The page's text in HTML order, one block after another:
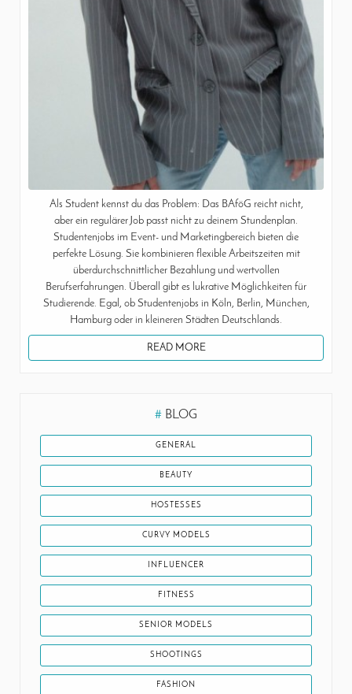
Als Student kennst du das Problem: Das BAföG reicht nicht,
aber ein regulärer Job passt nicht zu deinem Stundenplan.
Studentenjobs im Event- und Marketingbereich bieten die
perfekte Lösung. Sie kombinieren flexible Arbeitszeiten mit
überdurchschnittlicher Bezahlung und wertvollen
Berufserfahrungen. Überall gibt es lukrative Möglichkeiten für
Studierende. Egal, ob Studentenjobs in Köln, Berlin, München,
Hamburg oder in kleineren Städten Deutschlands.
READ MORE
# BLOG
GENERAL
BEAUTY
HOSTESSES
CURVY MODELS
INFLUENCER
FITNESS
SENIOR MODELS
SHOOTINGS
FASHION